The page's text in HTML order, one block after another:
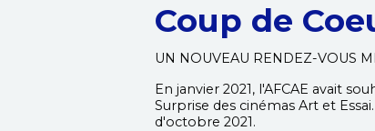
Coup de
UN NOUVEAU RENDEZ-VOUS
En janvier 2021, l'AFCAE avait
Surprise des cinémas Art et
d'octobre 2021.